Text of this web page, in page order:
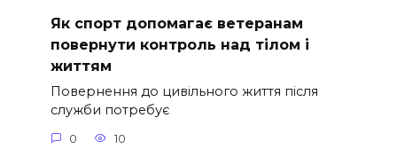
Як спорт допомагає ветеранам
повернути контроль над тілом і
життям
Повернення до цивільного життя після
служби потребує
0 10